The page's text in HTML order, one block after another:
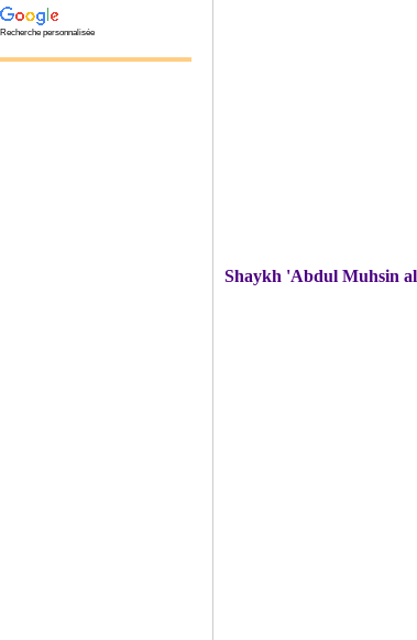
Recherche personnalisée
Shaykh 'Abdul Muhsin